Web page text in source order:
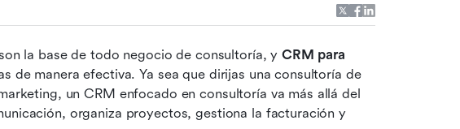
la base de todo negocio de consultoría, y CRM para
de manera efectiva. Ya sea que dirijas una consultoría de
un CRM enfocado en consultoría va más allá del
organiza proyectos, gestiona la facturación y